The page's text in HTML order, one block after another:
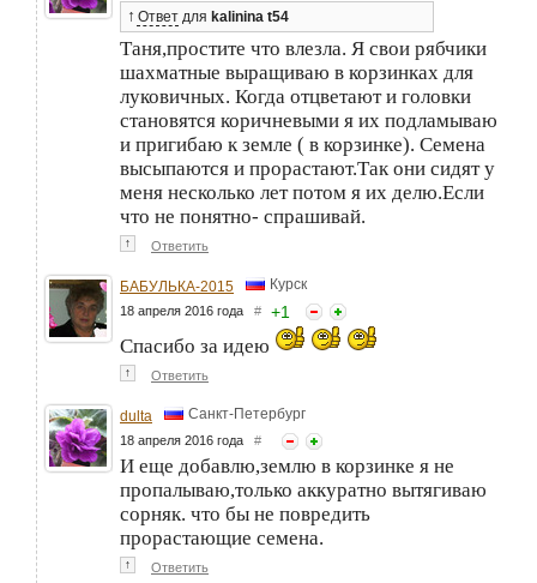
↑ Ответ для kalinina t54
Таня,простите что влезла. Я свои рябчики
шахматные выращиваю в корзинках для
луковичных. Когда отцветают и головки
становятся коричневыми я их подламываю
и пригибаю к земле ( в корзинке). Семена
высыпаются и прорастают.Так они сидят у
меня несколько лет потом я их делю.Если
что не понятно- спрашивай.
↑ Ответить
БАБУЛЬКА-2015 Курск
18 апреля 2016 года # +1
Спасибо за идею
↑ Ответить
dulta Санкт-Петербург
18 апреля 2016 года #
И еще добавлю,землю в корзинке я не
пропалываю,только аккуратно вытягиваю
сорняк. что бы не повредить
прорастающие семена.
↑ Ответить